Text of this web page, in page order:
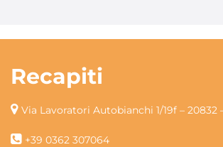
Recapiti
Via Lavoratori Autobianchi 1/19f – 20832
+39 0362 307064